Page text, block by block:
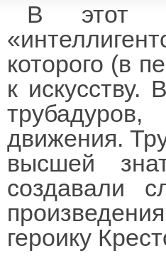
В этот
которого (в
к искусству.
движения.
высшей
создавали
героику